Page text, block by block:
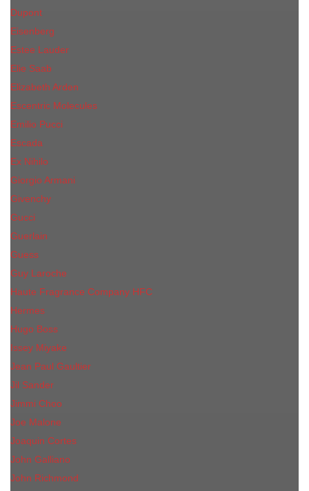
Dupont
Eisenberg
Еsteе Lаudеr
Elie Saab
Elizabeth Arden
Escentric Molecules
Emilio Pucci
Escada
Ex Nihilo
Giorgio Armani
Givenchy
Gucci
Guerlain
Guess
Guy Laroche
Haute Fragrance Company HFC
Hermes
Hugo Boss
Issey Miyake
Jean Paul Gaultier
Jil Sander
Jimmi Choo
Jое Malоnе
Joaquin Cortes
John Galliano
John Richmond